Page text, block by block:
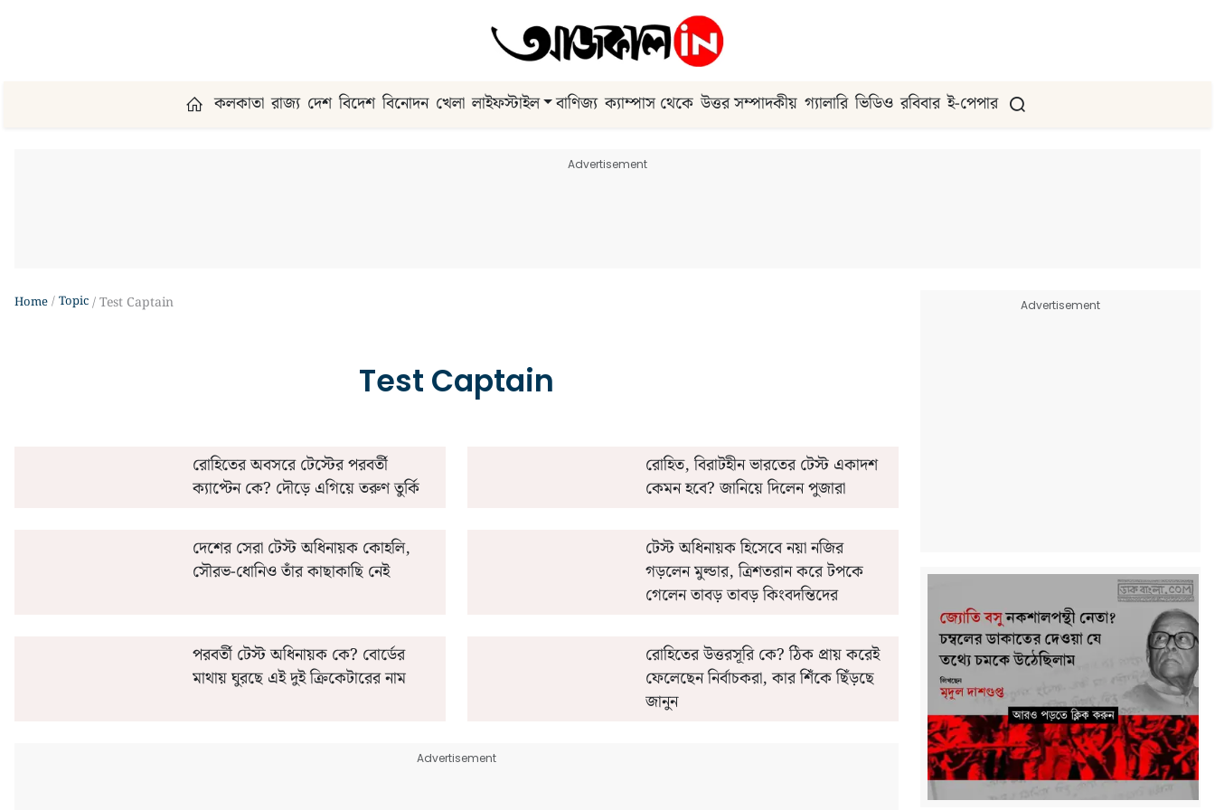
কলকাতা রাজ্য দেশ বিদেশ বিনোদন খেলা লাইফস্টাইল বাণিজ্য ক্যাম্পাস থেকে উত্তর সম্পাদকীয় গ্যালারি ভিডিও রবিবার ই-পেপার
Advertisement
Home Topic Test Captain
Test Captain
রোহিতের অবসরে টেস্টের পরবর্তী
ক্যাপ্টেন কে? দৌড়ে এগিয়ে তরুণ তুর্কি
রোহিত, বিরাটহীন ভারতের টেস্ট একাদশ
কেমন হবে?‌ জানিয়ে দিলেন পুজারা
দেশের সেরা টেস্ট অধিনায়ক কোহলি,
সৌরভ-ধোনিও তাঁর কাছাকাছি নেই
টেস্ট অধিনায়ক হিসেবে নয়া নজির
গড়লেন মুল্ডার, ত্রিশতরান করে টপকে
গেলেন তাবড় তাবড় কিংবদন্তিদের
পরবর্তী টেস্ট অধিনায়ক কে?‌ বোর্ডের
মাথায় ঘুরছে এই দুই ক্রিকেটারের নাম
রোহিতের উত্তরসূরি কে?‌ ঠিক প্রায় করেই
ফেলেছেন নির্বাচকরা, কার শিঁকে ছিঁড়ছে
জানুন
Advertisement
Advertisement